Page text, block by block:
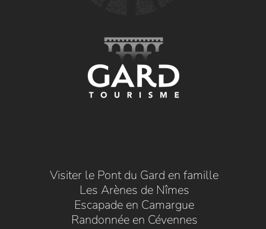
Visiter le Pont du Gard en famille
Les Arènes de Nîmes
Escapade en Camargue
Randonnée en Cévennes